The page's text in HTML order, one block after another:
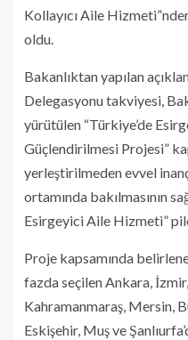
Kollayıcı Aile
oldu.
Bakanlıktan yapılan
Delegasyonu takviyesi,
yürütülen “Türkiye’de
Güçlendirilmesi Projesi”
yerleştirilmeden evvel
ortamında bakılmasının
Esirgeyici Aile Hizmeti”
Proje kapsamında
fazda seçilen Ankara,
Kahramanmaraş, Mersin,
Eskişehir, Muş ve